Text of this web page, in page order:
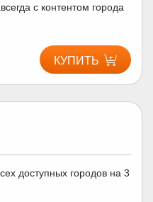
с контентом города
КУПИТЬ
доступных городов на 3